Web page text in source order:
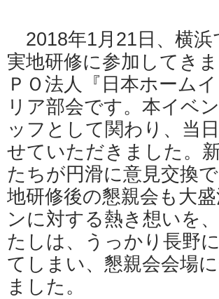
2018年1月21日、横
実地研修に参加してき
ＰＯ法人『日本ホーム
リア部会です。本イベ
ッフとして関わり、当
せていただきました。
たちが円滑に意見交換
地研修後の懇親会も大
ンに対する熱き想いを
たしは、うっかり長野
てしまい、懇親会会場
ました。